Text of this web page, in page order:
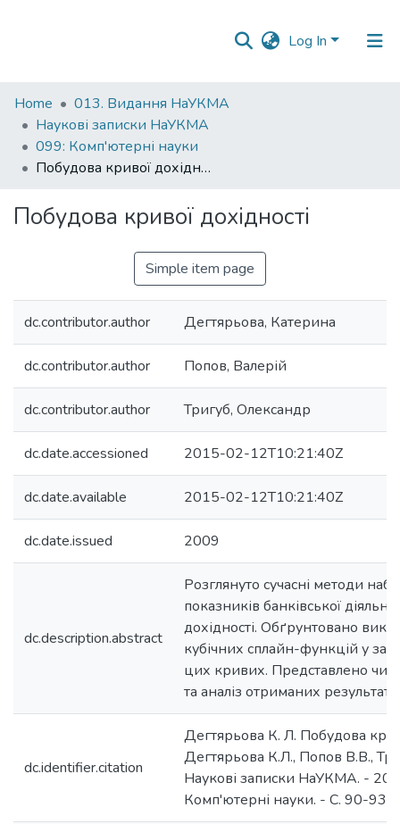
Log In
Communities
&
Collections
All of DSpace
Statistics
Home
013. Видання НаУКМА
Наукові записки НаУКМА
099: Комп'ютерні науки
Побудова кривої дохідності
Побудова кривої дохідності
Simple item page
dc.contributor.author Дегтярьова, Катерина
dc.contributor.author Попов, Валерій
dc.contributor.author Тригуб, Олександр
dc.date.accessioned 2015-02-12T10:21:40Z
dc.date.available 2015-02-12T10:21:40Z
dc.date.issued 2009
dc.description.abstract
Розглянуто сучасні методи
показників банківської
дохідності. Обґрунтовано
кубічних сплайн-функцій у
цих кривих. Представлено
та аналіз отриманих
dc.identifier.citation
Дегтярьова К. Л. Побудова
Дегтярьова К.Л., Попов В.В.,
Наукові записки НаУКМА. -
Комп'ютерні науки. - С. 90-93.